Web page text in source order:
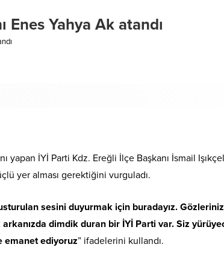
Enes Yahya Ak atandı
yapan İYİ Parti Kdz. Ereğli İlçe Başkanı İsmail
yer alması gerektiğini vurguladı.
sesini duyurmak için buradayız.
dimdik duran bir İYİ Parti var. Siz
emanet ediyoruz” ifadelerini kullandı.